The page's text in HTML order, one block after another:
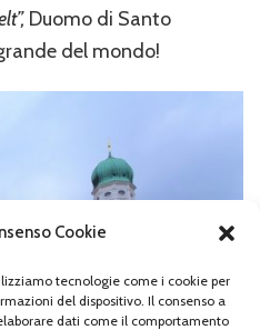
Cookie
tecnologie come i cookie per
del dispositivo. Il consenso a
dati come il comportamento
Duomo di Santo
del mondo!